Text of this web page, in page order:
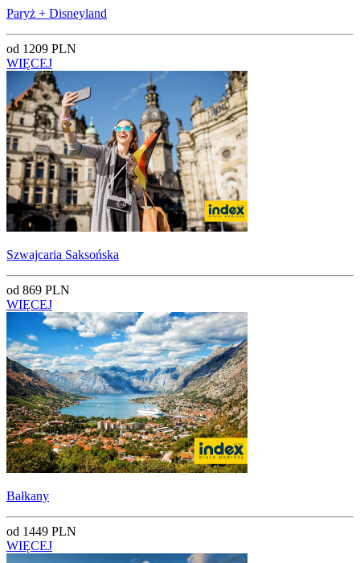
Paryż + Disneyland
od 1209 PLN
WIĘCEJ
Szwajcaria Saksońska
od 869 PLN
WIĘCEJ
Bałkany
od 1449 PLN
WIĘCEJ